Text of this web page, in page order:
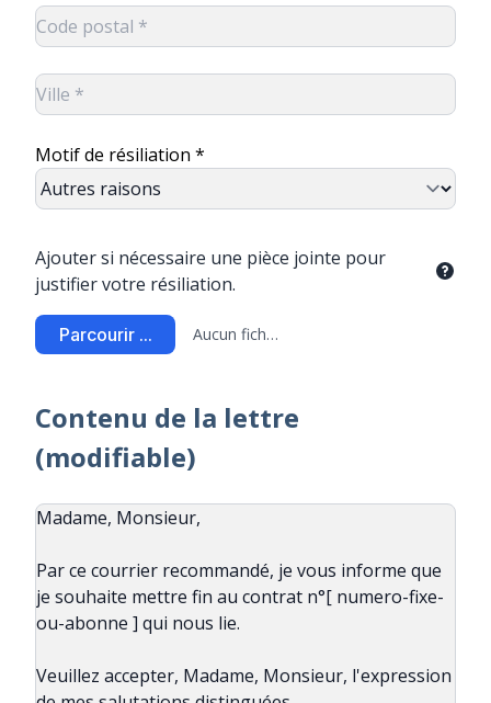
Motif de résiliation *
Ajouter si nécessaire une pièce jointe pour
justifier votre résiliation.
Parcourir ... Aucun fichier sélectionné
Contenu de la lettre
(modifiable)